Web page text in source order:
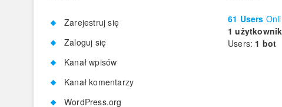
Zarejestruj się
Zaloguj się
Kanał wpisów
Kanał komentarzy
WordPress.org
61 Users
1 użytkownik
Users: 1 bot